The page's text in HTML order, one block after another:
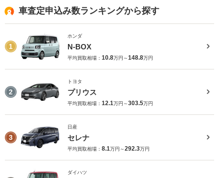
車査定申込み数ランキングから探す
1
ホンダ
N-BOX
平均買取相場： 10.8万円～148.8万円
2
トヨタ
プリウス
平均買取相場： 12.1万円～303.5万円
3
日産
セレナ
平均買取相場： 8.1万円～292.3万円
ダイハツ